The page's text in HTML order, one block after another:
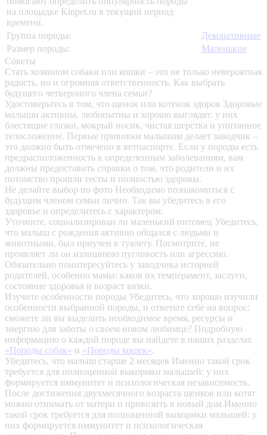
на площадке Kinpet.ru в текущий период
времени.
Группа породы:
Декоративные
Размер породы:
Маленькие
Советы
Стать хозяином собаки или кошки – это не только невероятная
радость, но и огромная ответственность. Как выбрать
будущего четвероного члена семьи?
Удостоверьтесь в том, что щенок или котенок здоров Здоровые
малыши активны, любопытны и хорошо выглядят: у них
блестящие глазки, мокрый носик, чистая шерстка и упитанное
телосложение. Первые прививки малышам делает заводчик –
это должно быть отмечено в ветпаспорте. Если у породы есть
предрасположенность к определенным заболеваниям, вам
должны предоставить справки о том, что родители и их
потомство прошли тесты и полностью здоровы.
Не делайте выбор по фото Необходимо познакомиться с
будущим членом семьи лично. Так вы убедитесь в его
здоровье и определитесь с характером.
Уточните, социализирован ли маленький питомец Убедитесь,
что малыш с рождения активно общался с людьми и
животными, был приучен к туалету. Посмотрите, не
проявляет ли он излишнюю пугливость или агрессию.
Обязательно поинтересуйтесь у заводчика историей
родителей, особенно мамы: каков их темперамент, заслуги,
состояние здоровья и возраст вязки.
Изучите особенности породы Убедитесь, что хорошо изучили
особенности выбранной породы, и ответьте себе на вопрос:
сможете ли вы выделить необходимое время, ресурсы и
энергию для заботы о своем новом любимце? Подробную
информацию о каждой породе вы найдете в наших разделах
«Породы собак» и «Породы кошек».
Убедитесь, что малыш старше 2 месяцев Именно такой срок
требуется для полноценной выкормки малышей: у них
формируется иммунитет и психологическая независимость.
После достижения двухмесячного возраста щенков или котят
можно отнимать от матери и привозить в новый дом.Именно
такой срок требуется для полноценной выкормки малышей: у
них формируется иммунитет и психологическая